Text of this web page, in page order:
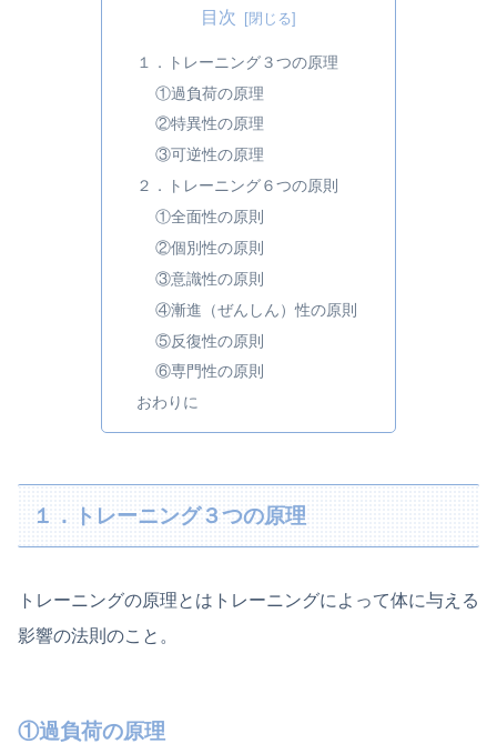
目次
１．トレーニング３つの原理
①過負荷の原理
②特異性の原理
③可逆性の原理
２．トレーニング６つの原則
①全面性の原則
②個別性の原則
③意識性の原則
④漸進（ぜんしん）性の原則
⑤反復性の原則
⑥専門性の原則
おわりに
１．トレーニング３つの原理
トレーニングの原理とはトレーニングによって体に与える
影響の法則のこと。
①過負荷の原理